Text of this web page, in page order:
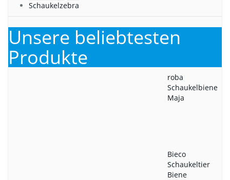
Schaukelzebra
Unsere beliebtesten
Produkte
roba
Schaukelbiene
Maja
Bieco
Schaukeltier
Biene